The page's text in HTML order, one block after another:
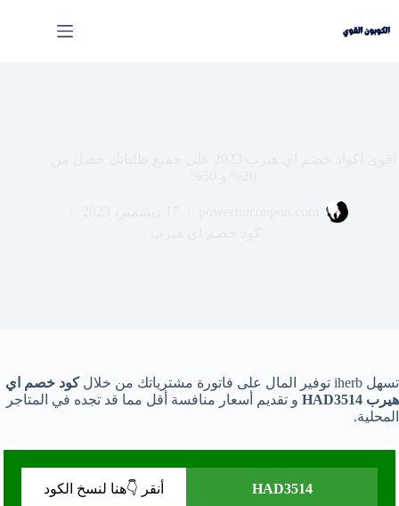
إلى
تسهل iherb توفير المال على فاتورة مشترياتك من خلال
كود خصم اي
هيرب HAD3514
و تقديم أسعار منافسة أقل مما قد تجده في المتاجر
المحلية.
HAD3514 أنقر 👇هنا لنسخ الكود